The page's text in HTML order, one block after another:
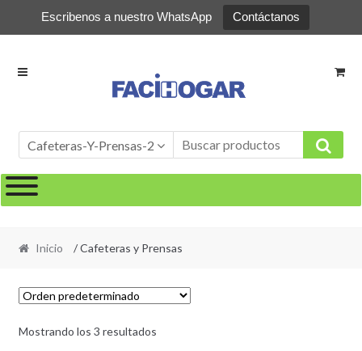
Escribenos a nuestro WhatsApp Contáctanos
Ir
Ir
Cafeteras-Y-Prensas-2
Inicio / Cafeteras y Prensas
Mostrando los 3 resultados